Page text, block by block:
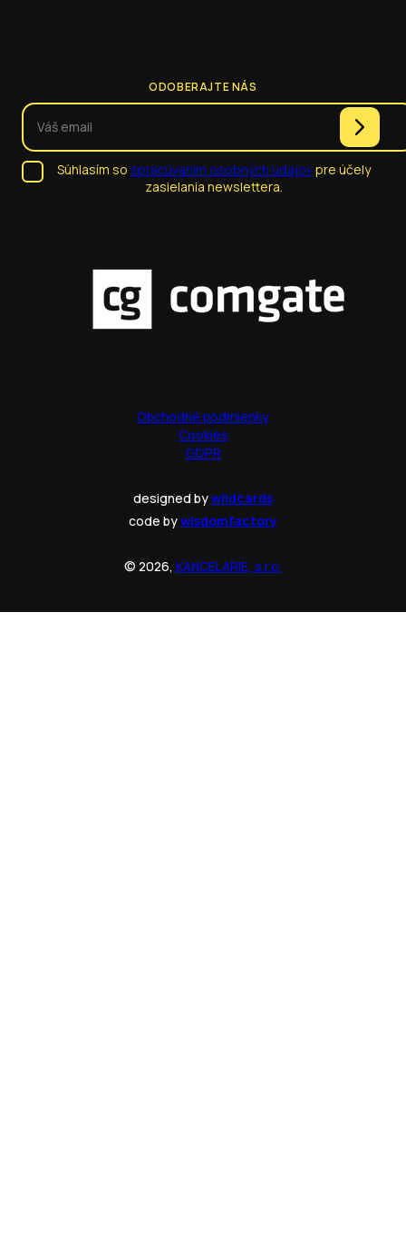
ODOBERAJTE NÁS
Súhlasím so spracúvaním osobných údajovpre účely
zasielania newslettera.
Obchodné podmienky
Cookies
GDPR
designed bywildcards
code bywisdomfactory
© 2026, KANCELARIE, s.r.o.